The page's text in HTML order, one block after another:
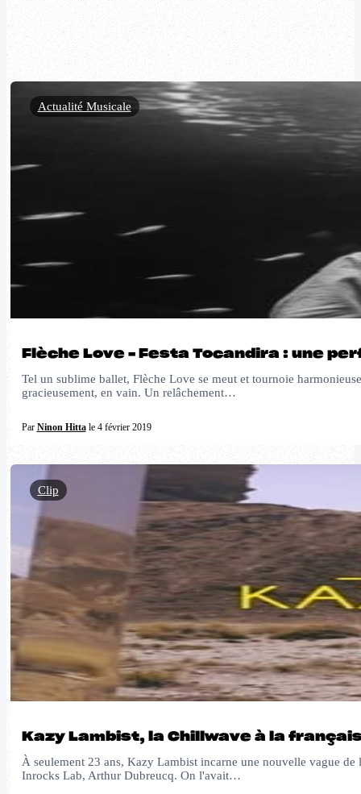
Flèche Love – Festa Tocandira : une
Tel un sublime ballet, Flèche Love se meut et tournoie
gracieusement, en vain. Un relâchement…
Par Ninon Hittale 4 février 2019
Actualité Musicale
Kazy Lambist, la Chillwave à la
À seulement 23 ans, Kazy Lambist incarne une nouvelle vague
Inrocks Lab, Arthur Dubreucq. On l'avait…
Clip